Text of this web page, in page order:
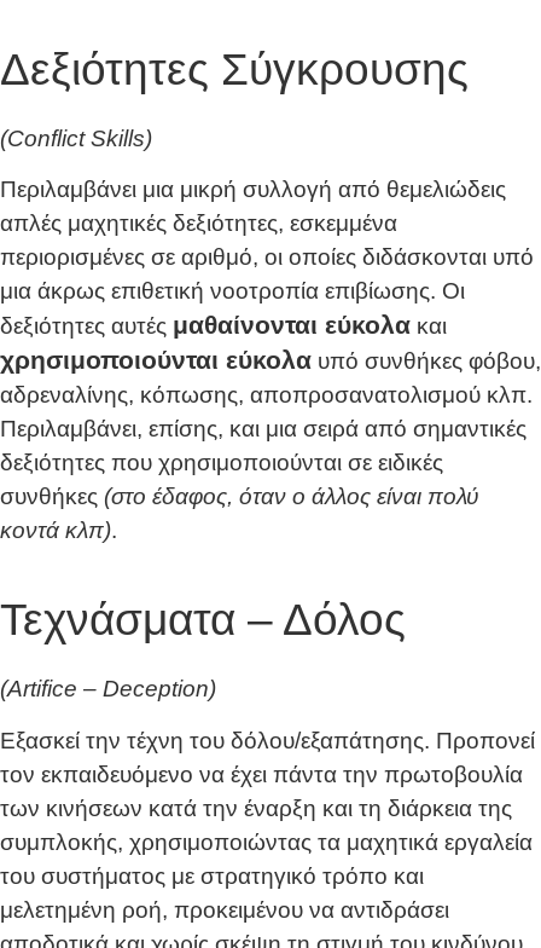
Δεξιότητες Σύγκρουσης
(Conflict Skills)
Περιλαμβάνει μια μικρή συλλογή από θεμελιώδεις
απλές μαχητικές δεξιότητες, εσκεμμένα
περιορισμένες σε αριθμό, οι οποίες διδάσκονται υπό
μια άκρως επιθετική νοοτροπία επιβίωσης. Οι
δεξιότητες αυτές μαθαίνονται εύκολα και
χρησιμοποιούνται εύκολα υπό συνθήκες φόβου,
αδρεναλίνης, κόπωσης, αποπροσανατολισμού κλπ.
Περιλαμβάνει, επίσης, και μια σειρά από σημαντικές
δεξιότητες που χρησιμοποιούνται σε ειδικές
συνθήκες (στο έδαφος, όταν ο άλλος είναι πολύ
κοντά κλπ).
Τεχνάσματα – Δόλος
(Artifice – Deception)
Εξασκεί την τέχνη του δόλου/εξαπάτησης. Προπονεί
τον εκπαιδευόμενο να έχει πάντα την πρωτοβουλία
των κινήσεων κατά την έναρξη και τη διάρκεια της
συμπλοκής, χρησιμοποιώντας τα μαχητικά εργαλεία
του συστήματος με στρατηγικό τρόπο και
μελετημένη ροή, προκειμένου να αντιδράσει